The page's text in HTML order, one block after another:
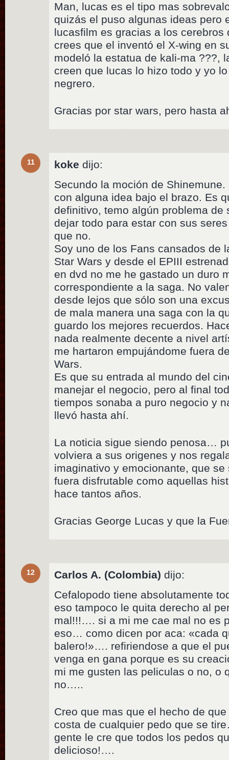
Man, lucas es el tipo mas
quizás el puso algunas ideas pero
lucasfilm es gracias a los
crees que el inventó el X-wing en
modeló la estatua de kali-ma ???,
creen que lucas lo hizo todo y yo
negrero.
Gracias por star wars, pero hasta
11 koke dijo:
Secundo la moción de
con alguna idea bajo el brazo. Es
definitivo, temo algún problema de
dejar todo para estar con sus
que no.
Soy uno de los Fans cansados de
Star Wars y desde el EPIII
en dvd no me he gastado un duro
correspondiente a la saga. No
desde lejos que sólo son una
de mala manera una saga con la
guardo los mejores recuerdos.
nada realmente decente a nivel
me hartaron empujándome fuera
Wars.
Es que su entrada al mundo del
manejar el negocio, pero al final
tiempos sonaba a puro negocio y
llevó hasta ahí.
La noticia sigue siendo penosa…
volviera a sus origenes y nos
imaginativo y emocionante, que
fuera disfrutable como aquellas
hace tantos años.
Gracias George Lucas y que la
12 Carlos A. (Colombia) dijo:
Cefalopodo tiene absolutamente
eso tampoco le quita derecho al
mal!!!…. si a mi me cae mal no es
eso… como dicen por aca: «cada
balero!»…. refiriendose a que el
venga en gana porque es su
mi me gusten las peliculas o no, o
no…..
Creo que mas que el hecho de
costa de cualquier pedo que se
gente le cre que todos los pedos
delicioso!….